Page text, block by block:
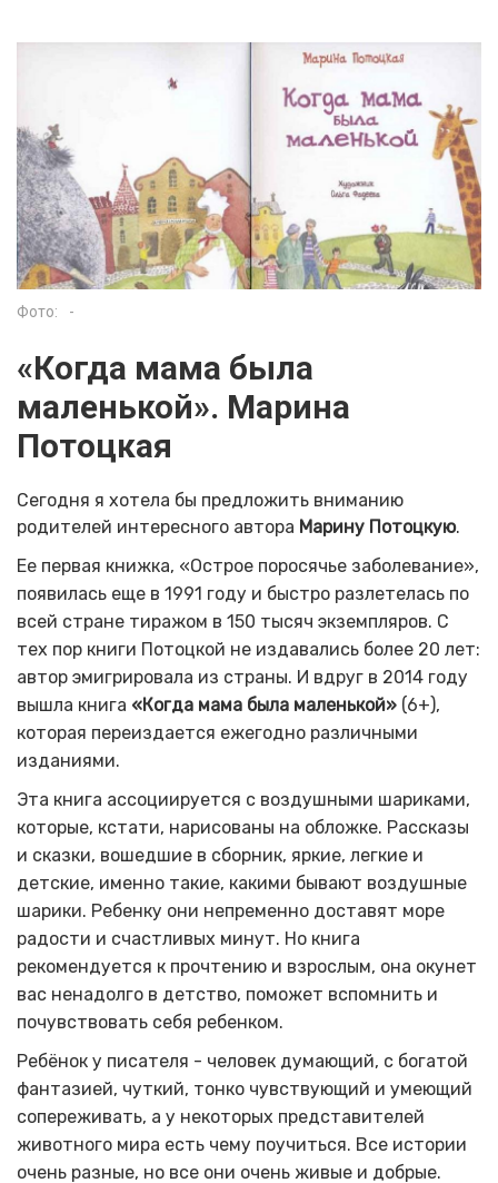
Фото: -
«Когда мама была
маленькой». Марина
Потоцкая
Сегодня я хотела бы предложить вниманию
родителей интересного автора Марину Потоцкую.
Ее первая книжка, «Острое поросячье заболевание»,
появилась еще в 1991 году и быстро разлетелась по
всей стране тиражом в 150 тысяч экземпляров. С
тех пор книги Потоцкой не издавались более 20 лет:
автор эмигрировала из страны. И вдруг в 2014 году
вышла книга «Когда мама была маленькой» (6+),
которая переиздается ежегодно различными
изданиями.
Эта книга ассоциируется с воздушными шариками,
которые, кстати, нарисованы на обложке. Рассказы
и сказки, вошедшие в сборник, яркие, легкие и
детские, именно такие, какими бывают воздушные
шарики. Ребенку они непременно доставят море
радости и счастливых минут. Но книга
рекомендуется к прочтению и взрослым, она окунет
вас ненадолго в детство, поможет вспомнить и
почувствовать себя ребенком.
Ребёнок у писателя - человек думающий, с богатой
фантазией, чуткий, тонко чувствующий и умеющий
сопереживать, а у некоторых представителей
животного мира есть чему поучиться. Все истории
очень разные, но все они очень живые и добрые.